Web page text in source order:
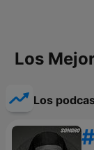
Los
Los